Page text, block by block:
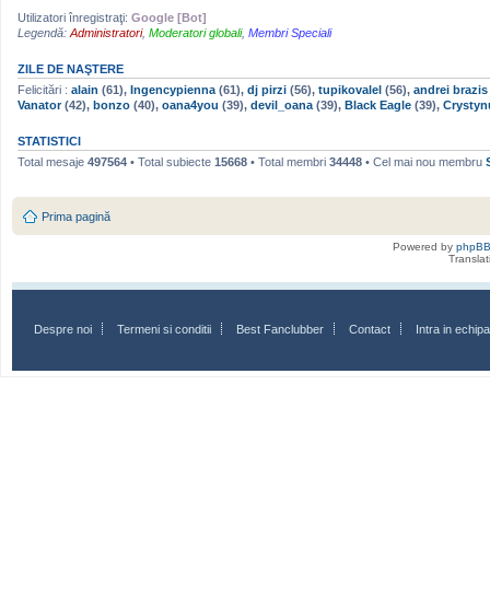
Utilizatori înregistraţi: Google [Bot]
Legendă: Administratori, Moderatori globali, Membri Speciali
ZILE DE NAŞTERE
Felicitări : alain (61), Ingencypienna (61), dj pirzi (56), tupikovalel (56), andrei brazis
Vanator(42), bonzo (40), oana4you (39), devil_oana (39), Black Eagle (39),
STATISTICI
Total mesaje 497564 • Total subiecte 15668 • Total membri 34448 • Cel mai nou membru
Prima pagină
Powered by phpBB
Despre noi Termeni si conditii Best Fanclubber Contact Intra in